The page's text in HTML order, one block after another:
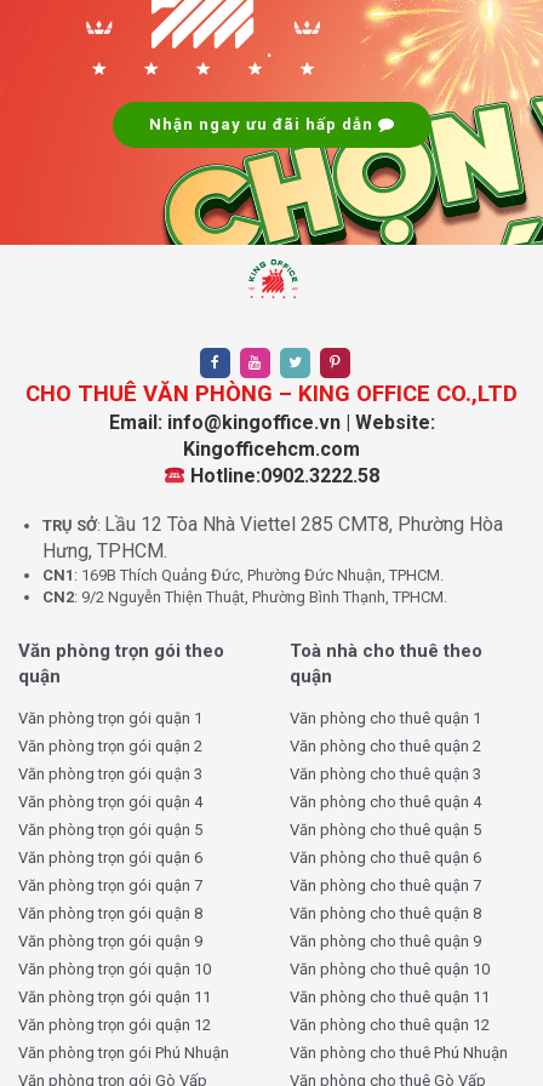
cần giúp đỡ trong việc thành lập doanh nghiệp, Mach
Office Building cung cấp dịch vụ tư vấn và hỗ trợ
hoàn chỉnh, giúp bạn khởi nghiệp nhanh chóng và hiệu
Dịch vụ nhận và chuyển tiếp thư tín:
Văn phòng
cung cấp dịch vụ nhận và chuyển tiếp thư tín, giúp
bạn không bỏ sót bất kỳ thông tin quan trọng nào.
2. Trang thiết bị tại Mach Office Building:
Mach Office Building được trang bị đầy đủ các trang
quả làm việc cho doanh nghiệp.
WiFi mạnh mẽ và ổn định:Tòa nhà cung cấp kết nối
internet tốc độ cao, ổn định, giúp bạn làm việc suôn
sẻ mà không bị gián đoạn.
Phòng họp hiện đại:
Các phòng họp được trang bị
đầy đủ thiết bị như máy chiếu, bảng trắng, âm
thanh/video, giúp các cuộc họp diễn ra chuyên nghiệp
và hiệu quả.
Khu vực nghỉ ngơi và bếp ăn:Tòa nhà cũng có khu
vực nghỉ ngơi thoải mái cho nhân viên, cùng với bếp
ăn và khu vực đồ uống như cà phê, nước giải khát,
giúp mọi người có thể thư giãn trong suốt giờ làm
việc.
.
Nhận ngay ưu đãi hấp dẫn
CHO THUÊ VĂN PHÒNG – KING OFFICE CO.,LTD
Email: info@kingoffice.vn | Website:
Kingofficehcm.com
Hotline:0902.3222.58
TRỤ SỞ: Lầu 12 Tòa Nhà Viettel 285 CMT8, Phường Hòa
Hưng, TPHCM.
CN1 : 169B Thích Quảng Đức, Phường Đức Nhuận, TPHCM.
CN2: 9/2 Nguyễn Thiện Thuật, Phường Bình Thạnh, TPHCM.
Văn phòng trọn gói theo
quận
Văn phòng trọn gói quận 1
Văn phòng trọn gói quận 2
Văn phòng trọn gói quận 3
Văn phòng trọn gói quận 4
Văn phòng trọn gói quận 5
Văn phòng trọn gói quận 6
Văn phòng trọn gói quận 7
Văn phòng trọn gói quận 8
Văn phòng trọn gói quận 9
Văn phòng trọn gói quận 10
Văn phòng trọn gói quận 11
Văn phòng trọn gói quận 12
Văn phòng trọn gói Phú Nhuận
Văn phòng trọn gói Gò Vấp
Toà nhà cho thuê theo
quận
Văn phòng cho thuê quận 1
Văn phòng cho thuê quận 2
Văn phòng cho thuê quận 3
Văn phòng cho thuê quận 4
Văn phòng cho thuê quận 5
Văn phòng cho thuê quận 6
Văn phòng cho thuê quận 7
Văn phòng cho thuê quận 8
Văn phòng cho thuê quận 9
Văn phòng cho thuê quận 10
Văn phòng cho thuê quận 11
Văn phòng cho thuê quận 12
Văn phòng cho thuê Phú Nhuận
Văn phòng cho thuê Gò Vấp